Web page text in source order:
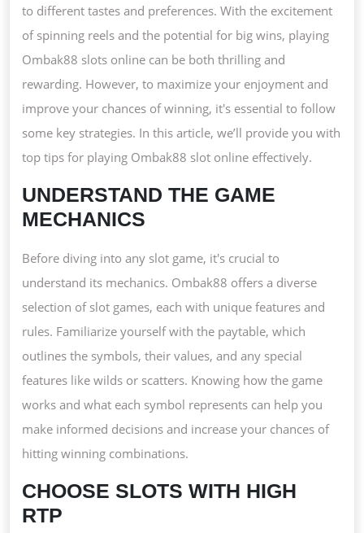
to different tastes and preferences. With the excitement
of spinning reels and the potential for big wins, playing
Ombak88 slots online can be both thrilling and
rewarding. However, to maximize your enjoyment and
improve your chances of winning, it's essential to follow
some key strategies. In this article, we’ll provide you with
top tips for playing Ombak88 slot online effectively.
UNDERSTAND THE GAME
MECHANICS
Before diving into any slot game, it's crucial to
understand its mechanics. Ombak88 offers a diverse
selection of slot games, each with unique features and
rules. Familiarize yourself with the paytable, which
outlines the symbols, their values, and any special
features like wilds or scatters. Knowing how the game
works and what each symbol represents can help you
make informed decisions and increase your chances of
hitting winning combinations.
CHOOSE SLOTS WITH HIGH
RTP